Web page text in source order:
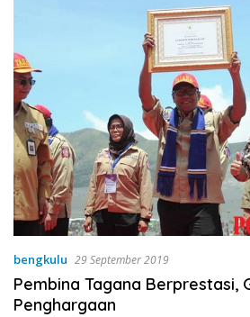
bengkulu 29 September 2019
Pembina Tagana Berprestasi,
Penghargaan